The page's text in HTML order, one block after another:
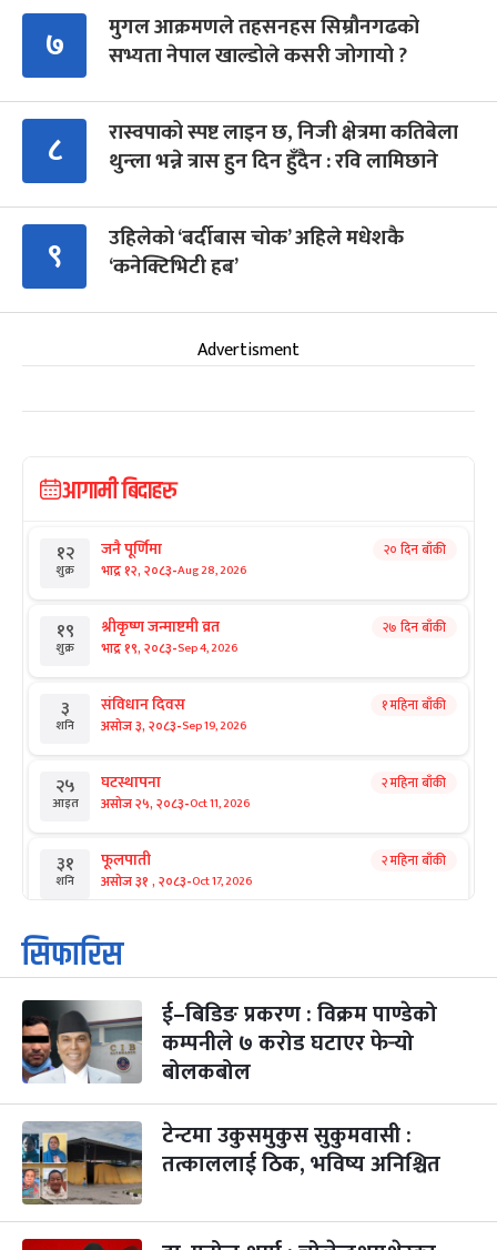
७
मुगल आक्रमणले तहसनहस सिम्रौनगढको
सभ्यता नेपाल खाल्डोले कसरी जोगायो ?
८
रास्वपाको स्पष्ट लाइन छ, निजी क्षेत्रमा कतिबेला
थुन्ला भन्ने त्रास हुन दिन हुँदैन : रवि लामिछाने
९
उहिलेको ‘बर्दीबास चोक’ अहिले मधेशकै
‘कनेक्टिभिटी हब’
Advertisment
आगामी बिदाहरु
१२
शुक्र
जनै पूर्णिमा
भाद्र १२, २०८३-Aug 28, 2026
२० दिन बाँकी
१९
शुक्र
श्रीकृष्ण जन्माष्टमी व्रत
भाद्र १९, २०८३-Sep 4, 2026
२७ दिन बाँकी
३
शनि
संविधान दिवस
असोज ३, २०८३-Sep 19, 2026
१ महिना बाँकी
२५
आइत
घटस्थापना
असोज २५, २०८३-Oct 11, 2026
२ महिना बाँकी
३१
शनि
फूलपाती
असोज ३१ , २०८३-Oct 17, 2026
२ महिना बाँकी
१
आइत
कार्तिक सङ्क्रान्ति
कार्तिक १, २०८३
३
मंगल
महानवमी
कार्तिक ३, २०८३-Oct 20, 2026
२ महिना बाँकी
४
५
बिहि
पापा‌ङ्कुशा एकादशी व्रत
कार्तिक ५, २०८३
२ महिना बाँकी
सिफारिस
ई–बिडिङ प्रकरण : विक्रम पाण्डेको
कम्पनीले ७ करोड घटाएर फेर्‍यो
बोलकबोल
टेन्टमा उकुसमुकुस सुकुमवासी :
तत्काललाई ठिक, भविष्य अनिश्चित